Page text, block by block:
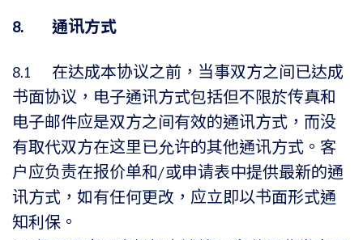
8. 通讯方式
8.1 在达成本协议之前，当事双方之间已达成
书面协议，电子通讯方式包括但不限於传真和
电子邮件应是双方之间有效的通讯方式，而没
有取代双方在这里已允许的其他通讯方式。客
户应负责在报价单和/或申请表中提供最新的通
讯方式，如有任何更改，应立即以书面形式通
知利保。